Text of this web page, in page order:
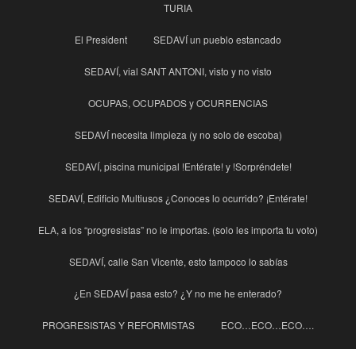
TURIA
El President SEDAVÍ un pueblo estancado
SEDAVÍ, vial SANT ANTONI, visto y no visto
OCUPAS, OCUPADOS y OCURRENCIAS
SEDAVÍ necesita limpieza (y no solo de escoba)
SEDAVÍ, piscina municipal !Entérate! y !Sorpréndete!
SEDAVÍ, Edificio Multiusos ¿Conoces lo ocurrido? ¡Entérate!
ELA, a los “progresistas” no le importas. (solo les importa tu voto)
SEDAVÍ, calle San Vicente, esto tampoco lo sabías
¿En SEDAVÍ pasa esto? ¿Y no me he enterado?
PROGRESISTAS Y REFORMISTAS ECO…ECO…ECO….